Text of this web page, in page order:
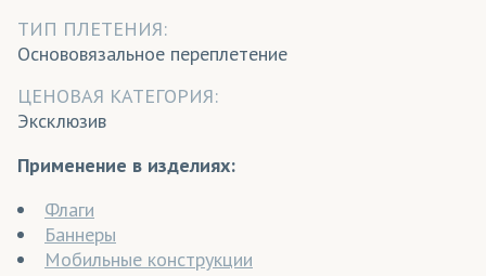
ТИП ПЛЕТЕНИЯ:
Основовязальное переплетение
ЦЕНОВАЯ КАТЕГОРИЯ:
Эксклюзив
Применение в изделиях:
Флаги
Баннеры
Мобильные конструкции